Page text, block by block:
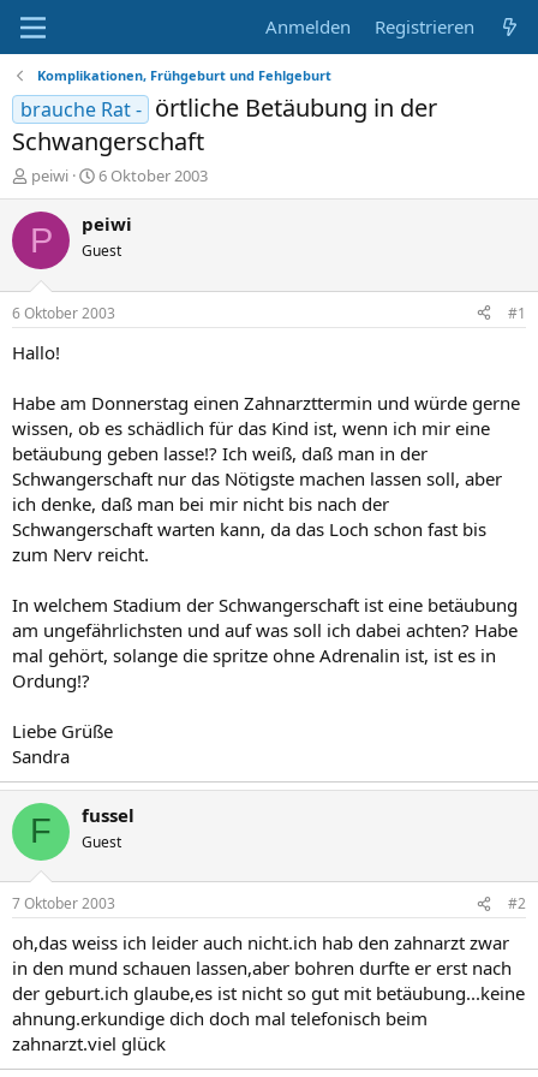
Anmelden Registrieren
Komplikationen, Frühgeburt und Fehlgeburt
brauche Rat - örtliche Betäubung in der
Schwangerschaft
E
r
s
l
e
r
peiwi
E
r
s
e
l
t
6 Oktober 2003
P peiwi
Guest
6 Oktober 2003 #1
Hallo!
Habe am Donnerstag einen Zahnarzttermin und würde gerne
wissen, ob es schädlich für das Kind ist, wenn ich mir eine
betäubung geben lasse!? Ich weiß, daß man in der
Schwangerschaft nur das Nötigste machen lassen soll, aber
ich denke, daß man bei mir nicht bis nach der
Schwangerschaft warten kann, da das Loch schon fast bis
zum Nerv reicht.
In welchem Stadium der Schwangerschaft ist eine betäubung
am ungefährlichsten und auf was soll ich dabei achten? Habe
mal gehört, solange die spritze ohne Adrenalin ist, ist es in
Ordung!?
Liebe Grüße
Sandra
F fussel
Guest
7 Oktober 2003 #2
oh,das weiss ich leider auch nicht.ich hab den zahnarzt zwar
in den mund schauen lassen,aber bohren durfte er erst nach
der geburt.ich glaube,es ist nicht so gut mit betäubung...keine
ahnung.erkundige dich doch mal telefonisch beim
zahnarzt.viel glück